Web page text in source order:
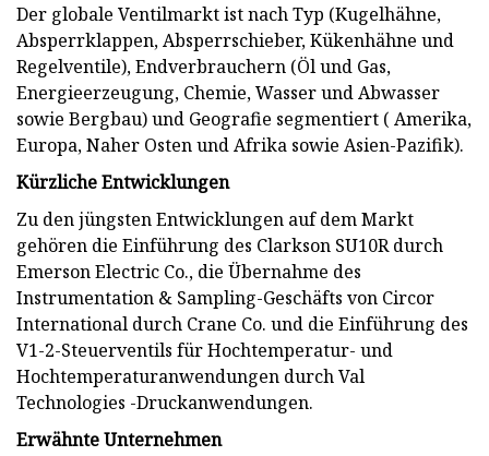
Der globale Ventilmarkt ist nach Typ (Kugelhähne,
Absperrklappen, Absperrschieber, Kükenhähne und
Regelventile), Endverbrauchern (Öl und Gas,
Energieerzeugung, Chemie, Wasser und Abwasser
sowie Bergbau) und Geografie segmentiert ( Amerika,
Europa, Naher Osten und Afrika sowie Asien-Pazifik).
Kürzliche Entwicklungen
Zu den jüngsten Entwicklungen auf dem Markt
gehören die Einführung des Clarkson SU10R durch
Emerson Electric Co., die Übernahme des
Instrumentation & Sampling-Geschäfts von Circor
International durch Crane Co. und die Einführung des
V1-2-Steuerventils für Hochtemperatur- und
Hochtemperaturanwendungen durch Val
Technologies -Druckanwendungen.
Erwähnte Unternehmen